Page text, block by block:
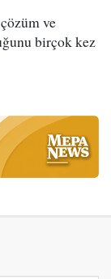
ve
birçok kez